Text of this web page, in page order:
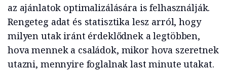
az ajánlatok optimalizálására is felhasználják.
Rengeteg adat és statisztika lesz arról, hogy
milyen utak iránt érdeklődnek a legtöbben,
hova mennek a családok, mikor hova szeretnek
utazni, mennyire foglalnak last minute utakat.